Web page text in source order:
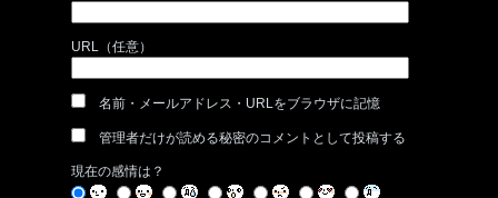
URL（任意）
名前・メールアドレス・URLをブラウザに記憶
管理者だけが読める秘密のコメントとして投稿する
現在の感情は？